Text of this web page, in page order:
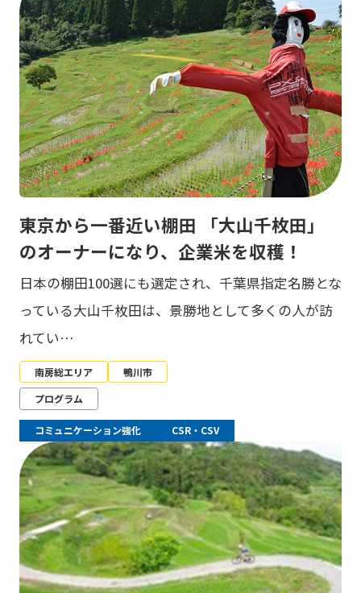
東京から一番近い棚田 「大山千枚田」
のオーナーになり、企業米を収穫！
日本の棚田100選にも選定され、千葉県指定名勝とな
っている大山千枚田は、景勝地として多くの人が訪
れてい…
南房総エリア
鴨川市
プログラム
コミュニケーション強化 CSR・CSV